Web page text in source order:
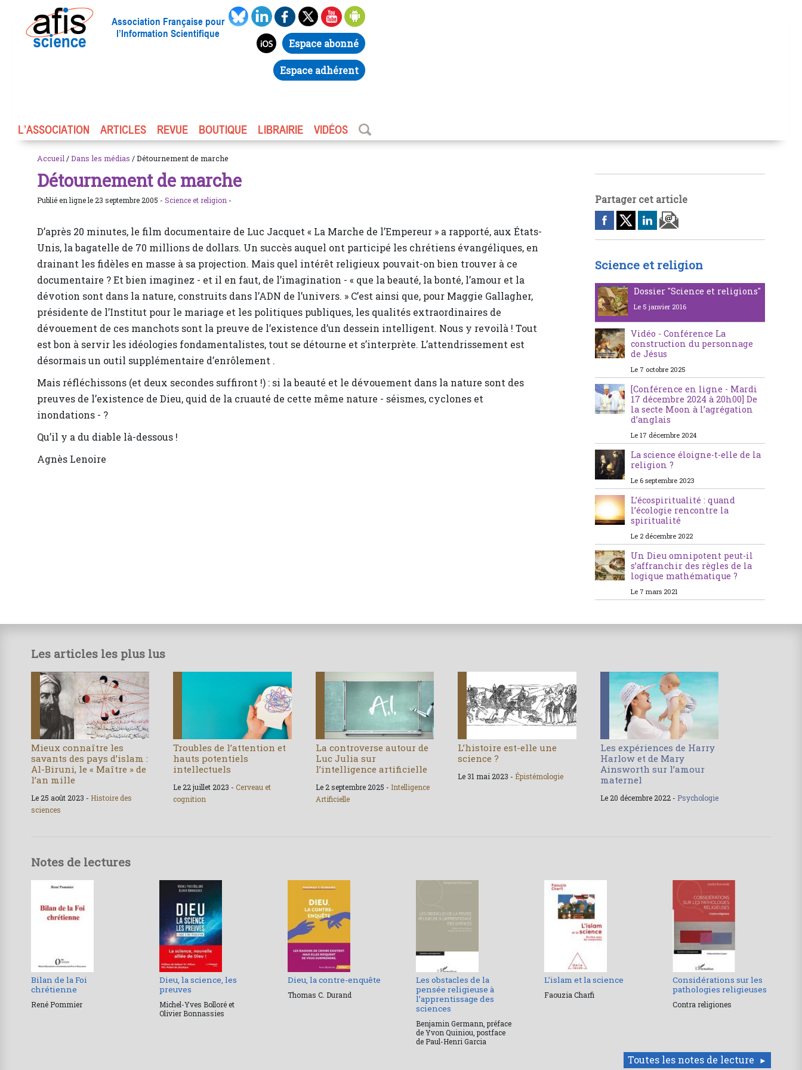
Association Française pour
l’Information Scientifique
Espace abonné
Espace adhérent
L’ASSOCIATION ARTICLES REVUE BOUTIQUE LIBRAIRIE VIDÉOS
Accueil /Dans les médias / Détournement de marche
Détournement de marche
Publié en ligne le 23 septembre 2005 - Science et religion -
D’après 20 minutes, le film documentaire de Luc Jacquet « La Marche de l’Empereur » a rapporté, aux États-
Unis, la bagatelle de 70 millions de dollars. Un succès auquel ont participé les chrétiens évangéliques, en
drainant les fidèles en masse à sa projection. Mais quel intérêt religieux pouvait-on bien trouver à ce
documentaire ? Et bien imaginez - et il en faut, de l’imagination - « que la beauté, la bonté, l’amour et la
dévotion sont dans la nature, construits dans l’ADN de l’univers. » C’est ainsi que, pour Maggie Gallagher,
présidente de l’Institut pour le mariage et les politiques publiques, les qualités extraordinaires de
dévouement de ces manchots sont la preuve de l’existence d’un dessein intelligent. Nous y revoilà ! Tout
est bon à servir les idéologies fondamentalistes, tout se détourne et s’interprète. L’attendrissement est
désormais un outil supplémentaire d’enrôlement .
Mais réfléchissons (et deux secondes suffiront !) : si la beauté et le dévouement dans la nature sont des
preuves de l’existence de Dieu, quid de la cruauté de cette même nature - séismes, cyclones et
inondations - ?
Qu’il y a du diable là-dessous !
Agnès Lenoire
Partager cet article
Science et religion
Dossier "Science et religions"
Le 5 janvier 2016
Vidéo - Conférence La
construction du personnage
de Jésus
Le 7 octobre 2025
[Conférence en ligne - Mardi
17 décembre 2024 à 20h00] De
la secte Moon à l’agrégation
d’anglais
Le 17 décembre 2024
La science éloigne-t-elle de la
religion ?
Le 6 septembre 2023
L’écospiritualité : quand
l’écologie rencontre la
spiritualité
Le 2 décembre 2022
Un Dieu omnipotent peut-il
s’affranchir des règles de la
logique mathématique ?
Le 7 mars 2021
Les articles les plus lus
Mieux connaître les
savants des pays d’islam :
Al-Biruni, le « Maître » de
l’an mille
Le 25 août 2023 - Histoire des
sciences
Troubles de l’attention et
hauts potentiels
intellectuels
Le 22 juillet 2023 -Cerveau et
cognition
La controverse autour de
Luc Julia sur
l’intelligence artificielle
Le 2 septembre 2025 - Intelligence
Artificielle
L’histoire est-elle une
science ?
Le 31 mai 2023 - Épistémologie
Les expériences de Harry
Harlow et de Mary
Ainsworth sur l’amour
maternel
Le 20 décembre 2022 - Psychologie
Notes de lectures
Bilan de la Foi
chrétienne
René Pommier
Dieu, la science, les
preuves
Michel-Yves Bolloré et
Olivier Bonnassies
Dieu, la contre-enquête
Thomas C. Durand
Les obstacles de la
pensée religieuse à
l’apprentissage des
sciences
Benjamin Germann, préface
de Yvon Quiniou, postface
de Paul-Henri Garcia
L’islam et la science
Faouzia Charfi
Considérations sur les
pathologies religieuses
Contra religiones
Toutes les notes de lecture